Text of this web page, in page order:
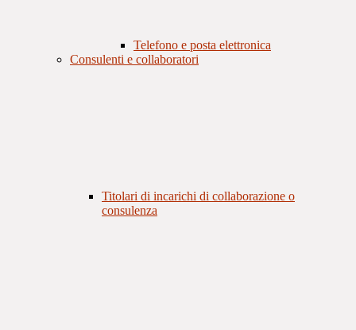
Telefono e posta elettronica
Consulenti e collaboratori
Titolari di incarichi di collaborazione o
consulenza